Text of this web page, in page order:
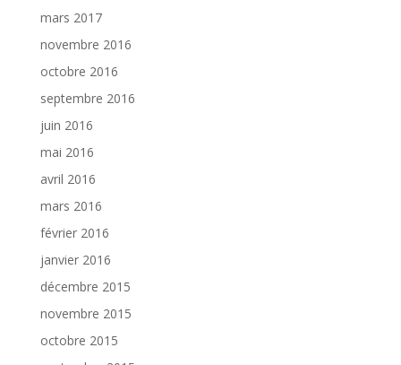
mars 2017
novembre 2016
octobre 2016
septembre 2016
juin 2016
mai 2016
avril 2016
mars 2016
février 2016
janvier 2016
décembre 2015
novembre 2015
octobre 2015